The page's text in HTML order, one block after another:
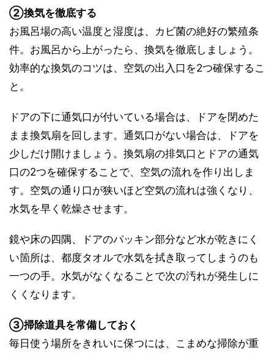
②換気を徹底する
お風呂場の高い温度と湿度は、カビ菌の絶好の繁殖条
件。お風呂から上がったら、換気を徹底しましょう。
効率的な換気のコツは、空気の出入口を2つ確保するこ
と。
ドアの下に通気口が付いている場合は、ドアを閉めた
まま換気扇を回します。通気口がない場合は、ドアを
少しだけ開けましょう。換気扇の排気口とドアの通気
口の2つを確保することで、空気の流れを作り出しま
す。空気の通り口が狭いほど空気の流れは強くなり、
水気を早く乾燥させます。
鏡や床の四隅、ドアのパッキン部分など水が乾きにく
い箇所は、都度タオルで水気を拭き取ってしまうのも
一つの手。水気がなくなることで次の汚れが発生しに
くくなります。
③掃除道具を常備しておく
毎日使う場所をきれいに保つには、こまめな掃除が重